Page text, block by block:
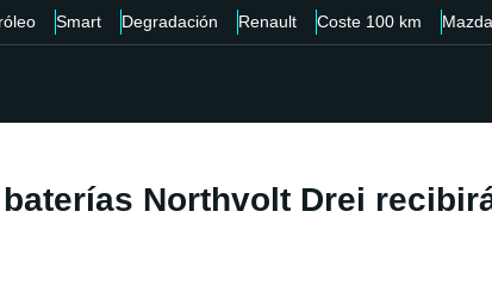
Smart Degradación Renault Coste 100 km Mazda
Northvolt Drei